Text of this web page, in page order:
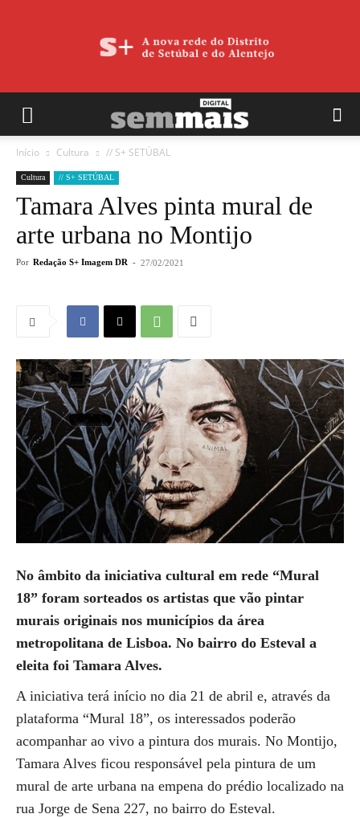
Início Cultura // S+ SETÚBAL
Cultura // S+ SETÚBAL
Tamara Alves pinta mural de
arte urbana no Montijo
Por Redação S+ Imagem DR - 27/02/2021
No âmbito da iniciativa cultural em rede “Mural
18” foram sorteados os artistas que vão pintar
murais originais nos municípios da área
metropolitana de Lisboa. No bairro do Esteval a
eleita foi Tamara Alves.
A iniciativa terá início no dia 21 de abril e, através da
plataforma “Mural 18”, os interessados poderão
acompanhar ao vivo a pintura dos murais. No Montijo,
Tamara Alves ficou responsável pela pintura de um
mural de arte urbana na empena do prédio localizado na
rua Jorge de Sena 227, no bairro do Esteval.